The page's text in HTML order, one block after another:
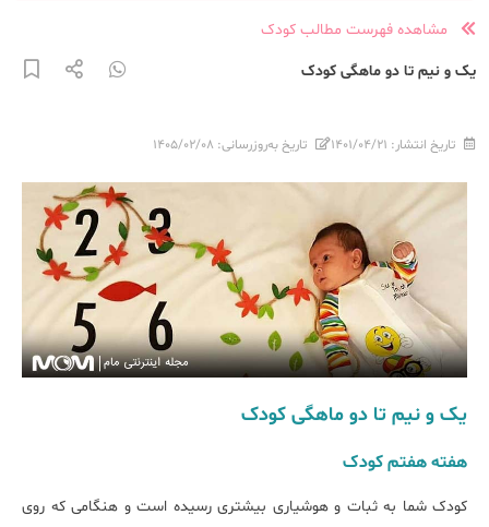
مشاهده فهرست مطالب کودک
یک و نیم تا دو ماهگی کودک
تاریخ انتشار: ۱۴۰۱/۰۴/۲۱ تاریخ به‌روزرسانی: ۱۴۰۵/۰۲/۰۸
یک و نیم تا دو ماهگی کودک
هفته‌ هفتم کودک
کودک شما به ثبات و هوشیاری بیشتری رسیده است و هنگامی که روی